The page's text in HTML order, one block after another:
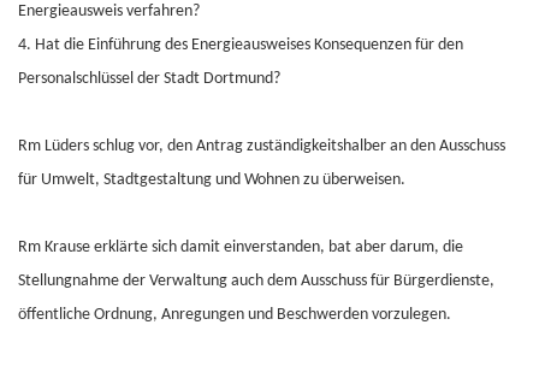
Energieausweis verfahren?
4. Hat die Einführung des Energieausweises Konsequenzen für den
Personalschlüssel der Stadt Dortmund?
Rm Lüders schlug vor, den Antrag zuständigkeitshalber an den Ausschuss
für Umwelt, Stadtgestaltung und Wohnen zu überweisen.
Rm Krause erklärte sich damit einverstanden, bat aber darum, die
Stellungnahme der Verwaltung auch dem Ausschuss für Bürgerdienste,
öffentliche Ordnung, Anregungen und Beschwerden vorzulegen.